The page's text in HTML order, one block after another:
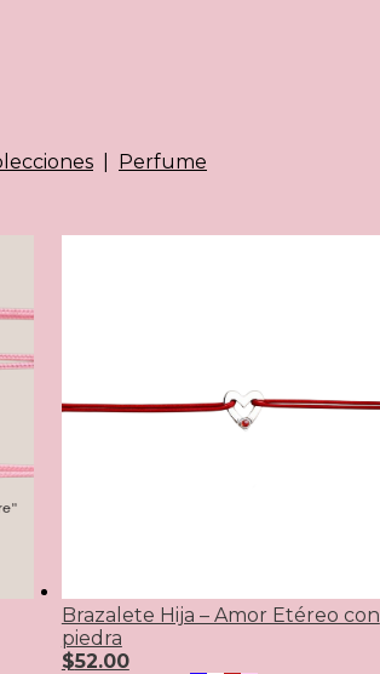
Perfume
Brazalete Hija – Amor Etéreo con
piedra
$52.00